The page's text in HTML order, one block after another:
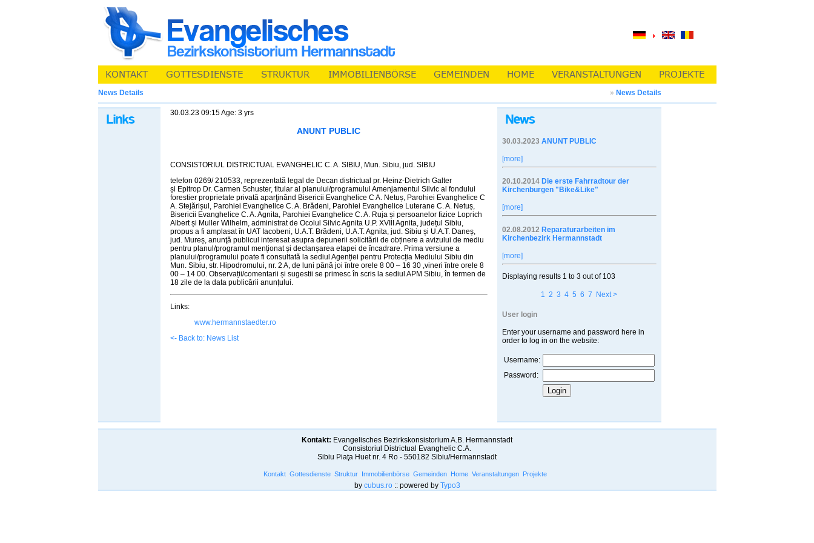
News Details » News Details
30.03.23 09:15 Age: 3 yrs
ANUNT PUBLIC
CONSISTORIUL DISTRICTUAL EVANGHELIC C. A. SIBIU, Mun. Sibiu, jud. SIBIU
telefon 0269/ 210533, reprezentată legal de Decan districtual pr. Heinz-Dietrich Galter
și Epitrop Dr. Carmen Schuster, titular al planului/programului Amenjamentul Silvic al fondului
forestier proprietate privată aparţinând Bisericii Evanghelice C A. Netuș, Parohiei Evanghelice C
A. Stejărișul, Parohiei Evanghelice C. A. Brădeni, Parohiei Evanghelice Luterane C. A. Netuș,
Bisericii Evanghelice C. A. Agnita, Parohiei Evanghelice C. A. Ruja și persoanelor fizice Loprich
Albert și Muller Wilhelm, administrat de Ocolul Silvic Agnita U.P. XVIII Agnita, județul Sibiu,
propus a fi amplasat în UAT Iacobeni, U.A.T. Brădeni, U.A.T. Agnita, jud. Sibiu și U.A.T. Daneș,
jud. Mureș, anunţă publicul interesat asupra depunerii solicitării de obținere a avizului de mediu
pentru planul/programul menționat și declanșarea etapei de încadrare. Prima versiune a
planului/programului poate fi consultată la sediul Agenției pentru Protecția Mediului Sibiu din
Mun. Sibiu, str. Hipodromului, nr. 2 A, de luni până joi între orele 8 00 – 16 30 ,vineri între orele 8
00 – 14 00. Observații/comentarii și sugestii se primesc în scris la sediul APM Sibiu, în termen de
18 zile de la data publicării anunțului.
Links:
www.hermannstaedter.ro
<- Back to: News List
30.03.2023 ANUNT PUBLIC
[more]
20.10.2014 Die erste Fahrradtour der
Kirchenburgen "Bike&Like"
[more]
02.08.2012 Reparaturarbeiten im
Kirchenbezirk Hermannstadt
[more]
Displaying results 1 to 3out of 103
1 2 3 4 5 6 7 Next >
User login
Enter your username and password here in
order to log in on the website:
Username:
Password:
Kontakt: Evangelisches Bezirkskonsistorium A.B. Hermannstadt
Consistoriul Districtual Evanghelic C.A.
Sibiu Piaţa Huet nr. 4 Ro - 550182 Sibiu/Hermannstadt
Kontakt Gottesdienste Struktur Immobilienbörse Gemeinden Home Veranstaltungen Projekte
by cubus.ro:: powered by Typo3